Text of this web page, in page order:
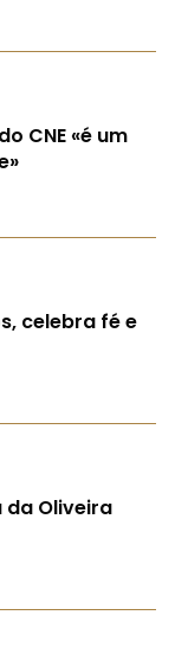
CNE «é um
celebra fé e
da Oliveira